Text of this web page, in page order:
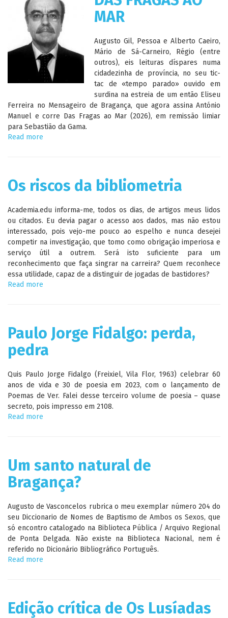
MAR
Augusto Gil, Pessoa e Alberto Caeiro,
Mário de Sá-Carneiro, Régio (entre
outros), eis leituras díspares numa
cidadezinha de província, no seu tic-
tac de «tempo parado» ouvido em
surdina na estreia de um então Eliseu
Ferreira no Mensageiro de Bragança, que agora assina António
Manuel e corre Das Fragas ao Mar (2026), em remissão limiar
para Sebastião da Gama.
Read more
Os riscos da bibliometria
Academia.edu informa-me, todos os dias, de artigos meus lidos
ou citados. Eu devia pagar o acesso aos dados, mas não estou
interessado, pois vejo-me pouco ao espelho e nunca desejei
competir na investigação, que tomo como obrigação imperiosa e
serviço útil a outrem. Será isto suficiente para um
reconhecimento que faça singrar na carreira? Quem reconhece
essa utilidade, capaz de a distinguir de jogadas de bastidores?
Read more
Paulo Jorge Fidalgo: perda,
pedra
Quis Paulo Jorge Fidalgo (Freixiel, Vila Flor, 1963) celebrar 60
anos de vida e 30 de poesia em 2023, com o lançamento de
Poemas de Ver. Falei desse terceiro volume de poesia – quase
secreto, pois impresso em 2108.
Read more
pedra
Um santo natural de
Bragança?
Augusto de Vasconcelos rubrica o meu exemplar número 204 do
seu Diccionario de Nomes de Baptismo de Ambos os Sexos, que
só encontro catalogado na Biblioteca Pública / Arquivo Regional
de Ponta Delgada. Não existe na Biblioteca Nacional, nem é
referido no Dicionário Bibliográfico Português.
Read more
Bragança?
Edição crítica de Os Lusíadas